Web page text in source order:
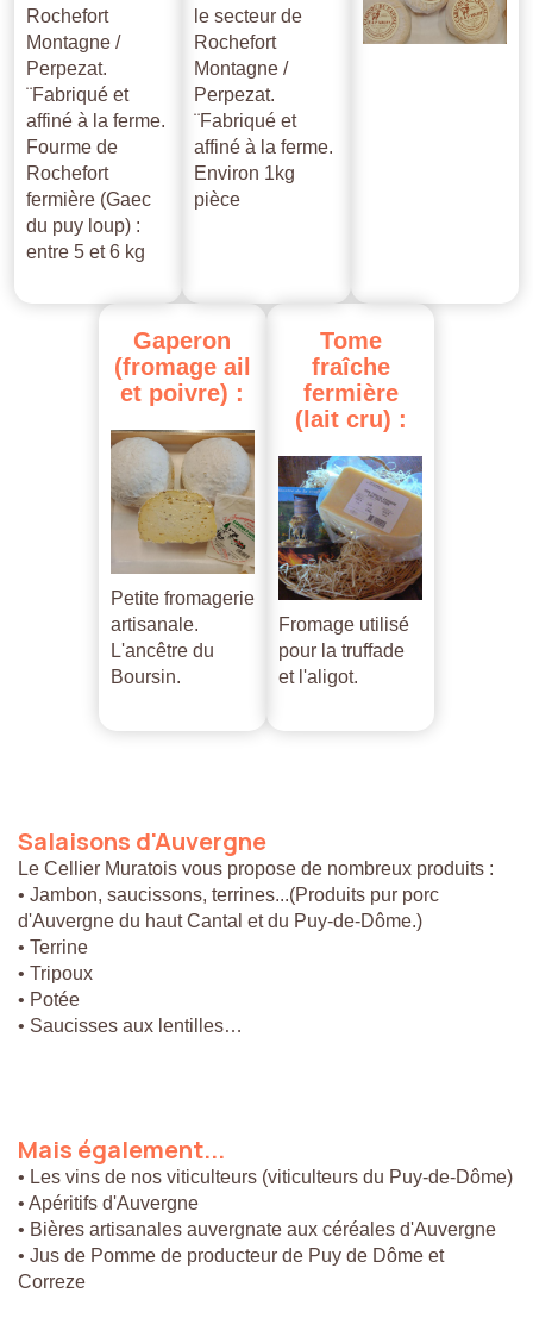
Rochefort
Montagne /
Perpezat.
¨Fabriqué et
affiné à la ferme.
Fourme de
Rochefort
fermière (Gaec
du puy loup) :
entre 5 et 6 kg
le secteur de
Rochefort
Montagne /
Perpezat.
¨Fabriqué et
affiné à la ferme.
Environ 1kg
pièce
Gaperon
(fromage ail
et poivre) :
Petite fromagerie
artisanale.
L'ancêtre du
Boursin.
Tome
fraîche
fermière
(lait cru) :
Fromage utilisé
pour la truffade
et l'aligot.
Salaisons d'Auvergne
Le Cellier Muratois vous propose de nombreux produits :
• Jambon, saucissons, terrines...(Produits pur porc
d'Auvergne du haut Cantal et du Puy-de-Dôme.)
• Terrine
• Tripoux
• Potée
• Saucisses aux lentilles…
Mais également...
• Les vins de nos viticulteurs (viticulteurs du Puy-de-Dôme)
• Apéritifs d'Auvergne
• Bières artisanales auvergnate aux céréales d'Auvergne
• Jus de Pomme de producteur de Puy de Dôme et
Correze